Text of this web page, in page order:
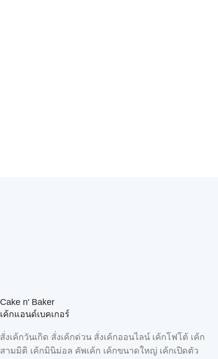
Cake n' Baker
เค้กแอนด์เบคเกอร์
สั่งเค้กวันเกิด สั่งเค้กด่วน สั่งเค้กออนไลน์ เค้กโฟโต้ เค้ก
สามมิติ เค้กมินิม่อล คัพเค้ก เค้กขนาดใหญ่ เค้กเปิดตัว